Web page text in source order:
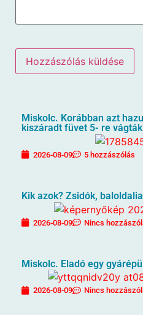
Miskolc. Korábban azt
kiszáradt füvet 5- re
2026-08-09 5 hozzászólás
Kik azok? Zsidók,
2026-08-09 Nincs
Miskolc. Eladó egy
2026-08-09 Nincs